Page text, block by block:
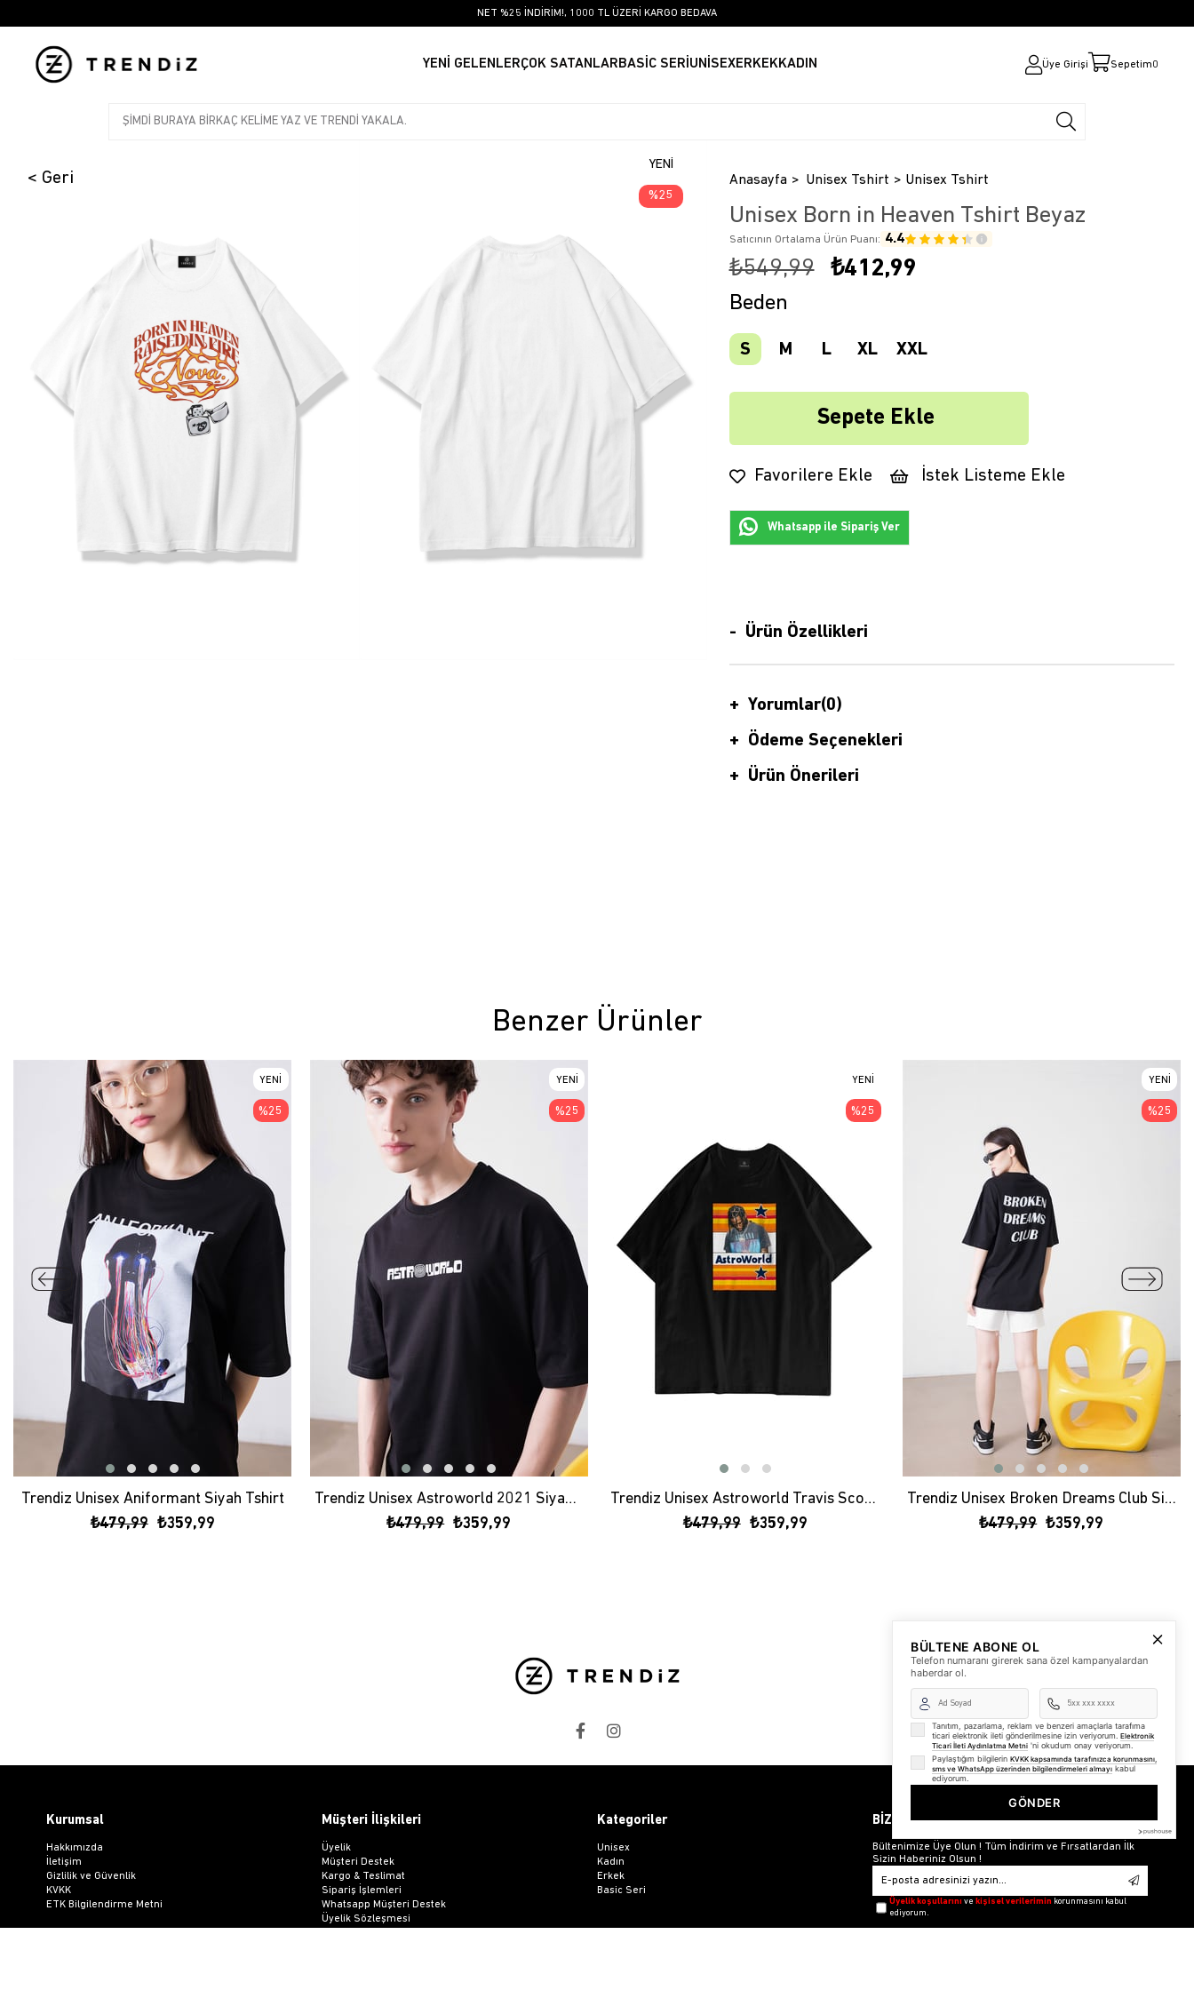
NET %25 İNDİRİM!, 1000 TL ÜZERİ KARGO BEDAVA
YENİ GELENLERÇOK SATANLARBASİC SERİ UNİSEXERKEKKADIN Üye Girişi Sepetim0
YENI
ÜRÜN
25
Anasayfa Unisex Tshirt Unisex Tshirt
Unisex Born in Heaven Tshirt Beyaz
Satıcının Ortalama Ürün Puanı: 4.4
₺549,99 ₺412,99
Beden
S M L XL XXL
Favorilere Ekle İstek Listeme Ekle
Whatsapp ile Sipariş Ver
Ürün Özellikleri
Yorumlar(0)
Ödeme Seçenekleri
Ürün Önerileri
Benzer Ürünler
Trendiz Unisex Aniformant Siyah Tshirt
₺359,99
₺479,99
YENI
ÜRÜN
%25
Trendiz Unisex Astroworld 2021 Siyah Tshirt
₺359,99
₺479,99
YENI
ÜRÜN
%25
Trendiz Unisex Astroworld Travis Scott Siyah Tshirt
₺359,99
₺479,99
YENI
ÜRÜN
%25
Trendiz Unisex Broken Dreams Club Siyah Tshirt
₺359,99
₺479,99
YENI
ÜRÜN
%25
Kurumsal
Hakkımızda
İletişim
Gizlilik ve Güvenlik
KVKK
ETK Bilgilendirme Metni
Müşteri İlişkileri
Üyelik
Müşteri Destek
Kargo & Teslimat
Sipariş İşlemleri
Whatsapp Müşteri Destek
Üyelik Sözleşmesi
Kategoriler
Unisex
Kadın
Erkek
Basic Seri
BİZDEN HABERLER
Bültenimize Üye Olun ! Tüm İndirim ve Fırsatlardan İlk
Sizin Haberiniz Olsun !
Üyelik koşullarınıvekişisel verilerimin korunmasını kabul
ediyorum.
BÜLTENE ABONE OL
Telefon numaranı girerek sana özel kampanyalardan
haberdar ol.
Tanıtım, pazarlama, reklam ve benzeri amaçlarla tarafıma
ticari elektronik ileti gönderilmesine izin veriyorum. Elektronik
Ticari İleti Aydınlatma Metni 'ni okudum onay veriyorum.
Paylaştığım bilgilerin KVKK kapsamında tarafınızca korunmasını,
sms ve WhatsApp üzerinden bilgilendirmeleri almayı kabul
ediyorum.
GÖNDER